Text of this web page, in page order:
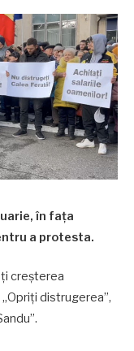
în fața
a protesta.
creșterea
distrugerea”,